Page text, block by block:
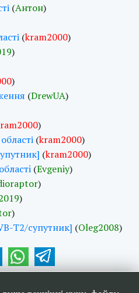
(Антон)
(kram2000)
)
)
(DrewUA)
)
(kram2000)
(kram2000)
(Evgeniy)
)
)
)
T2/супутник] (Oleg2008)